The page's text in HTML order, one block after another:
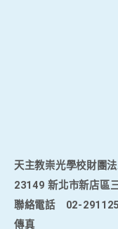
天主教崇光學校財團
23149 新北市新店區
聯絡電話
02-
傳真